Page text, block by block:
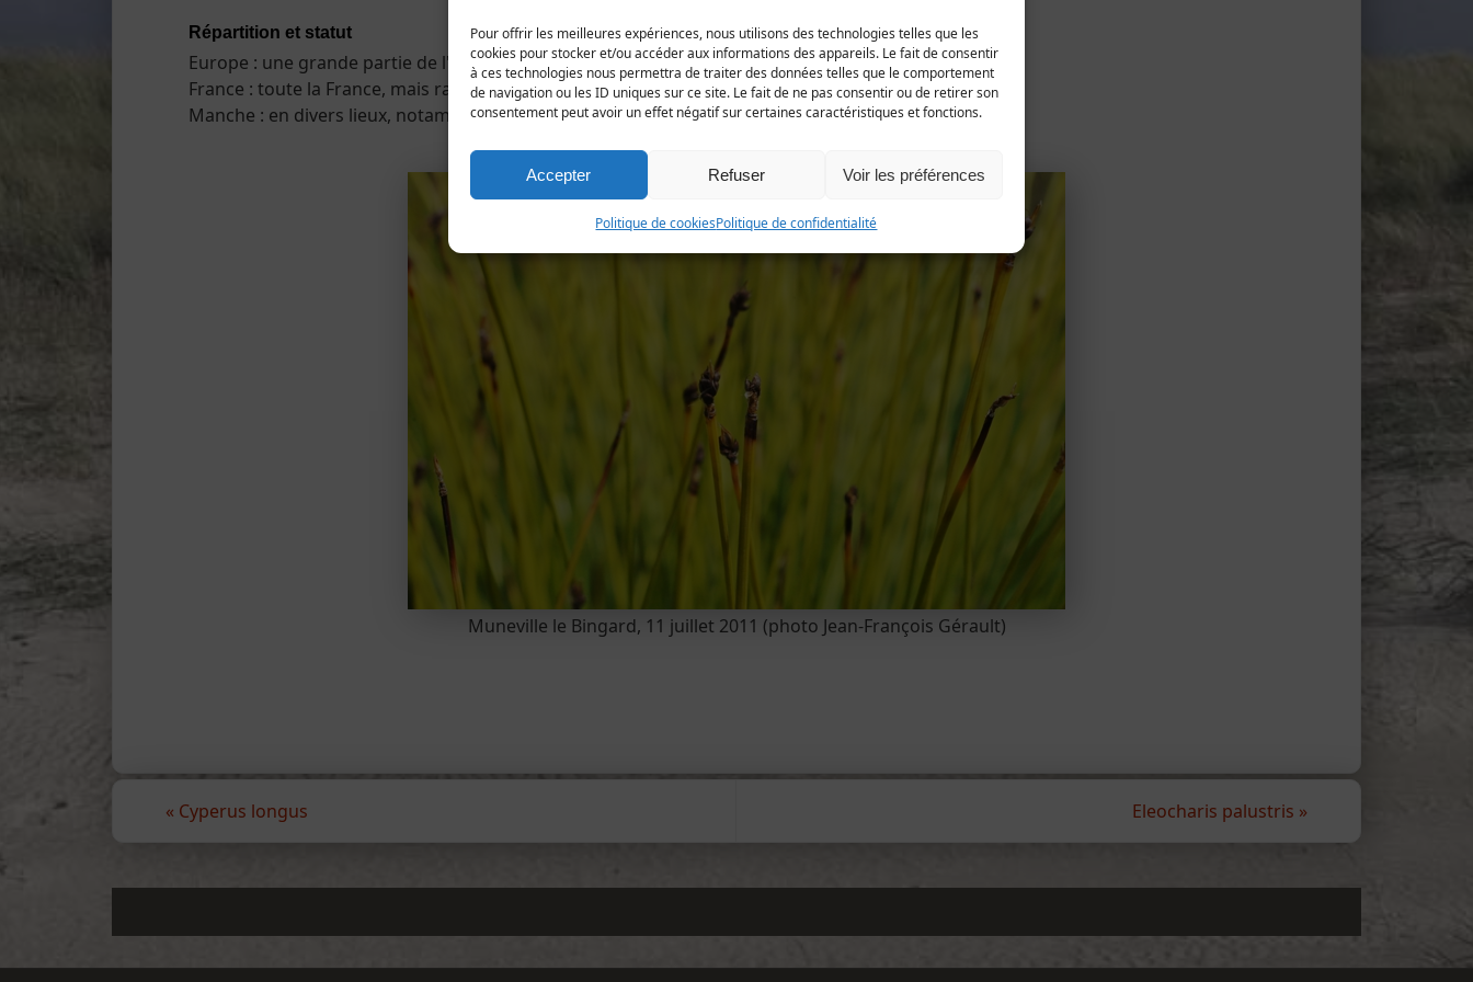
Pour offrir les meilleures expériences, nous utilisons des technologies telles que les
cookies pour stocker et/ou accéder aux informations des appareils. Le fait de consentir
à ces technologies nous permettra de traiter des données telles que le comportement
de navigation ou les ID uniques sur ce site. Le fait de ne pas consentir ou de retirer son
consentement peut avoir un effet négatif sur certaines caractéristiques et fonctions.
Accepter Refuser Voir les préférences
Politique de cookiesPolitique de confidentialité
Répartition et statut
Europe : une grande partie de l'Europe.
France : toute la France, mais rare dans le Nord-Est et le Sud-Est.
Manche : en divers lieux, notamment dans les marais et lande humides du centre-Manche.
Muneville le Bingard, 11 juillet 2011 (photo Jean-François Gérault)
« Cyperus longus Eleocharis palustris »